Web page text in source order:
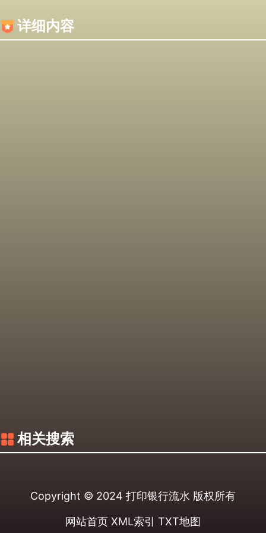
详细内容
相关搜索
Copyright © 2024 打印银行流水 版权所有
网站首页 XML索引 TXT地图